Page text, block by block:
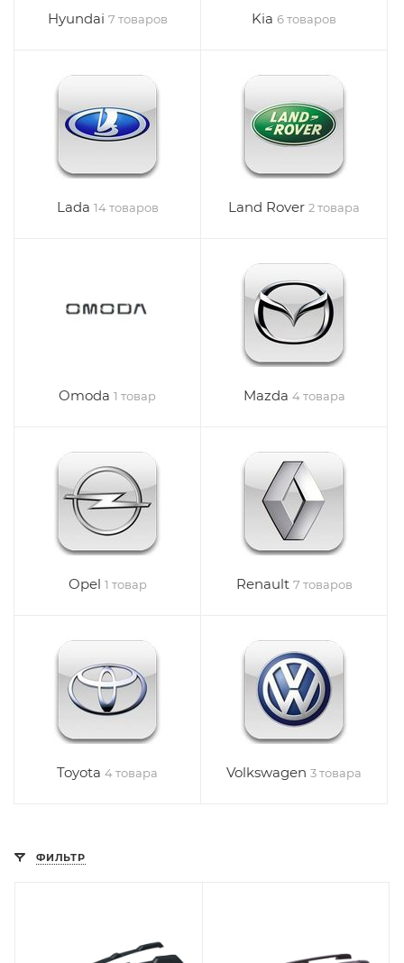
Hyundai 7 товаров Kia 6 товаров
Lada 14 товаров Land Rover 2 товара
Omoda 1 товар Mazda 4 товара
Opel 1 товар Renault 7 товаров
Toyota 4 товара Volkswagen 3 товара
ФИЛЬТР